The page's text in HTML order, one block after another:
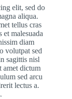
elit, sed do
aliqua.
tellus cras
et malesuada
diam
volutpat sed
sagittis nisl
amet dictum
sed arcu
lectus a.